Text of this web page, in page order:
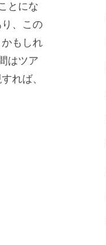
とにな
、この
もしれ
はツア
れば、